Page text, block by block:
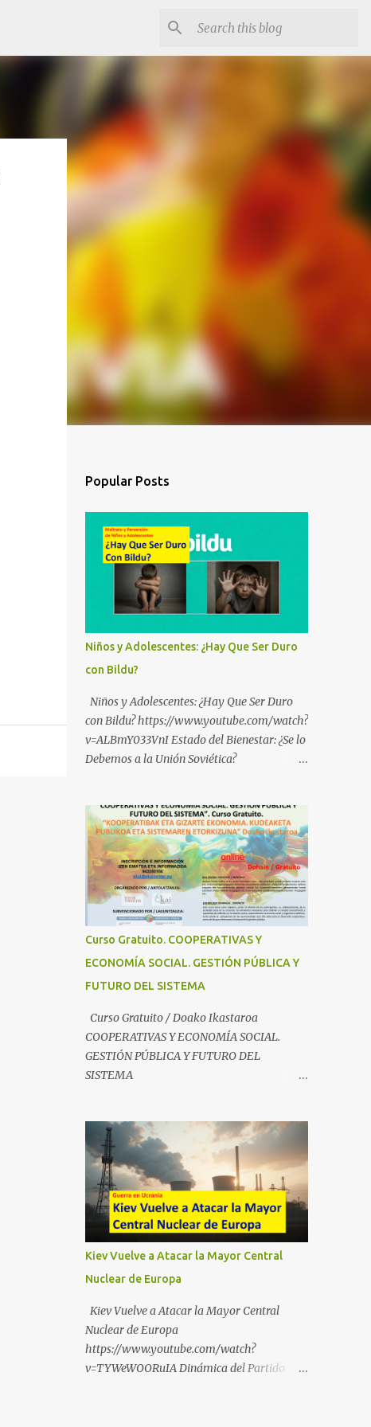
Popular Posts
Niños y Adolescentes: ¿Hay Que Ser Duro
con Bildu?
Niños y Adolescentes: ¿Hay Que Ser Duro
con Bildu? https://www.youtube.com/watch?
v=ALBmY033VnI Estado del Bienestar: ¿Se lo
Debemos a la Unión Soviética?
Cooperativas
https://www.youtube.com/watch?v=ylup-
4KPu5w Capitalismo Inclusivo y Cuarta
Revolución Industrial
https://www.youtube.com/shorts/dGKjgqEv
RHk ¿Conoces los nuevos canales de
BABESTU? Si quieres hacer algo, o
adolescentes vascos frente a abusos y
manipulaciones: BABESTUren kanal berriak
nerabeak abusu eta manipulazioetatik
babesteko zerbait egin nahi baduzu, edo
ideiak partekatu nahi badituzu: Telegram :
https://t.me/babestu_proteger WhatsApp :
6k0LKZJWzQyoE1T SÍGUENOS EN
YOUTUBE:
https://www.youtube.com/@ekaicenter?
sub_confirmation=1
Curso Gratuito. COOPERATIVAS Y
ECONOMÍA SOCIAL. GESTIÓN PÚBLICA Y
FUTURO DEL SISTEMA
Curso Gratuito / Doako Ikastaroa
COOPERATIVAS Y ECONOMÍA SOCIAL.
GESTIÓN PÚBLICA Y FUTURO DEL
SISTEMA
usp=sharing
Kiev Vuelve a Atacar la Mayor Central
Nuclear de Europa
Kiev Vuelve a Atacar la Mayor Central
Nuclear de Europa
https://www.youtube.com/watch?
v=TYWeWOORuIA Dinámica del Partido